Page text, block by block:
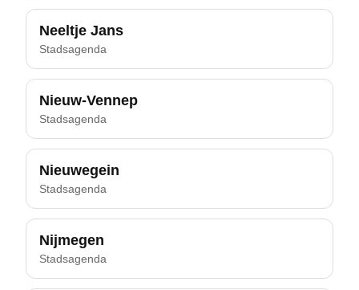
Neeltje Jans
Stadsagenda
Nieuw-Vennep
Stadsagenda
Nieuwegein
Stadsagenda
Nijmegen
Stadsagenda